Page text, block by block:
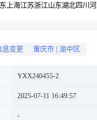
上海江苏浙江山东湖北四川
息变更 重庆市 渝中区
YXX240455-2
2025-07-11 16:49:57